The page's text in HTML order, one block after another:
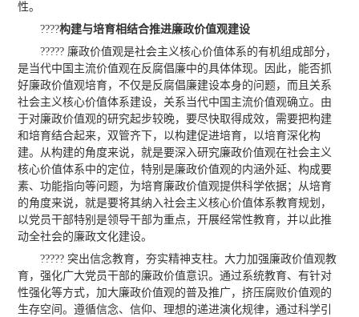
性。
????构建与培育相结合推进廉政价值观建设
????? 廉政价值观是社会主义核心价值体系的有机组成部分，
是当代中国主流价值观在反腐倡廉中的具体体现。因此，能否抓
好廉政价值观培育，不仅是反腐倡廉建设本身的问题，而且关系
社会主义核心价值体系建设，关系当代中国主流价值观确立。由
于对廉政价值观的研究起步较晚，要尽快取得成效，需要把构建
和培育结合起来，双管齐下，以构建促进培育，以培育深化构
建。从构建的角度来说，就是要深入研究廉政价值观在社会主义
核心价值体系中的定位，特别是廉政价值观的内涵外延、构成要
素、功能指向等问题，为培育廉政价值观提供科学依据；从培育
的角度来说，就是要将其纳入社会主义核心价值体系教育规划，
以党员干部特别是领导干部为重点，开展经常性教育，并以此推
动全社会的廉政文化建设。
????? 突出信念教育，夯实精神支柱。大力加强廉政价值观教
育，强化广大党员干部的廉政价值意识。通过系统教育、有针对
性强化等方式，加大廉政价值观的普及推广，挤压腐败价值观的
生存空间。遵循信念、信仰、理想的递进演化规律，通过科学引